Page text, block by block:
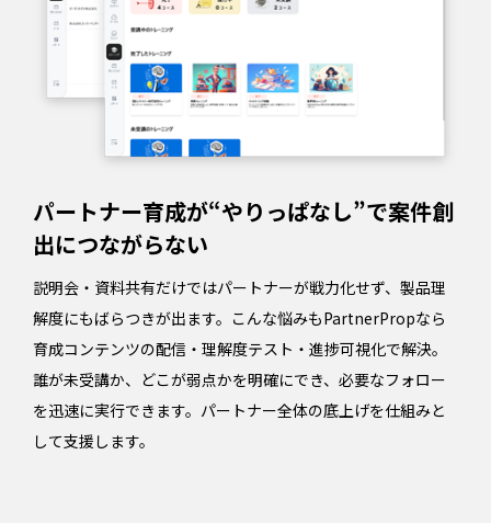
パートナー育成が“やりっぱなし”で案件創
出につながらない
説明会・資料共有だけではパートナーが戦力化せず、製品理
解度にもばらつきが出ます。こんな悩みもPartnerPropなら
育成コンテンツの配信・理解度テスト・進捗可視化で解決。
誰が未受講か、どこが弱点かを明確にでき、必要なフォロー
を迅速に実行できます。パートナー全体の底上げを仕組みと
して支援します。